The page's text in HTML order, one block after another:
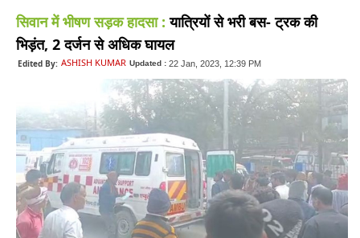
BIHAR NEWS :मेट्रो निर्माण के लिए नया ट्रैफिक प्लान लागू,जानिए नया रूट और
डायवर्जन प्ला...
बिहार में LPG उपभोक्ताओं के लिए जरूरी खबर : 16 अगस्त तक कर लें e-KYC, वरना
बिहार में साइबर अपराध पर बड़ा एक्शन :220 करोड़ से ज्यादा रकम होल्ड,साइबर
अपराध डीआईजी का बड़ा दावा...
सिवान में भीषण सड़क हादसा :यात्रियों से भरी बस- ट्रक की
भिड़ंत, 2 दर्जन से अधिक घायल
Edited By: ASHISH KUMAR Updated : 22 Jan, 2023, 12:39 PM